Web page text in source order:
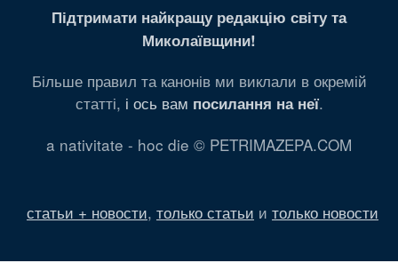
Підтримати найкращу редакцію світу та
Миколаївщини!
Більше правил та канонів ми виклали в окремій
статті, і ось вам посилання на неї.
a nativitate - hoc die © PETRIMAZEPA.COM
статьи + новости, только статьи и только новости